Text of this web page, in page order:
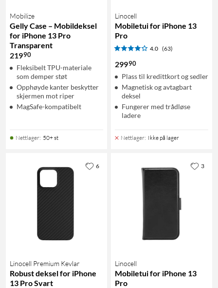
Mobilize
Gelly Case – Mobildeksel
for iPhone 13 Pro
Transparent
21990
Fleksibelt TPU-materiale
som demper støt
Opphøyde kanter beskytter
skjermen mot riper
MagSafe-kompatibelt
Nettlager: 50+ st
Linocell
Mobiletui for iPhone 13
Pro
4.0 (63)
29990
Plass til kredittkort og sedler
Magnetisk og avtagbart
deksel
Fungerer med trådløse
ladere
Nettlager: Ikke på lager
Linocell Premium Kevlar
Robust deksel for iPhone
13 Pro Svart
6
Linocell
Mobiletui for iPhone 13
Pro
3